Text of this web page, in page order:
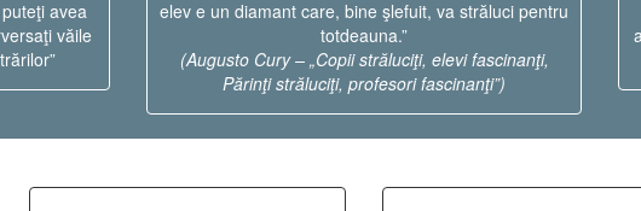
avea
văile
elev e un diamant care, bine şlefuit, va străluci pentru
totdeauna.”
(Augusto Cury – „Copii străluciţi, elevi fascinanţi,
Părinţi străluciţi, profesori fascinanţi”)